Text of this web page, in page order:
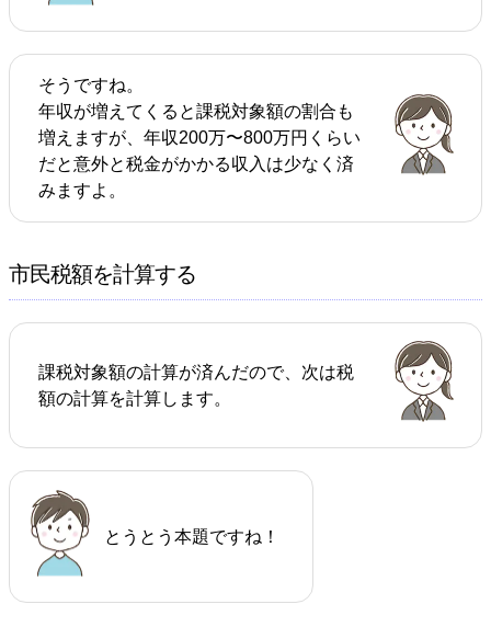
そうですね。
年収が増えてくると課税対象額の割合も
増えますが、年収200万〜800万円くらい
だと意外と税金がかかる収入は少なく済
みますよ。
市民税額を計算する
課税対象額の計算が済んだので、次は税
額の計算を計算します。
とうとう本題ですね！